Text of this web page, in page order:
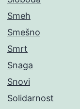
Smeh
Smešno
Smrt
Snaga
Snovi
Solidarnost